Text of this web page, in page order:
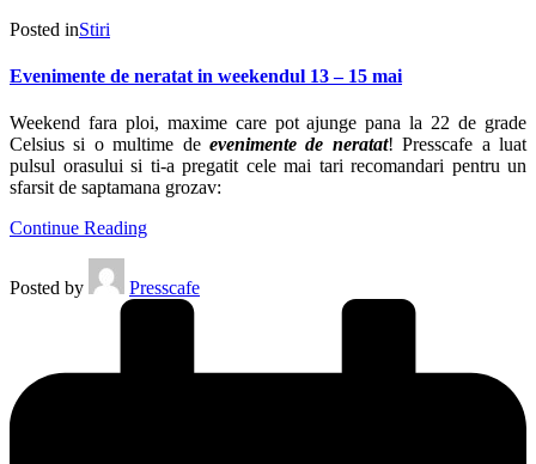
Posted inStiri
Evenimente de neratat in weekendul 13 – 15 mai
Weekend fara ploi, maxime care pot ajunge pana la 22 de grade
Celsius si o multime de evenimente de neratat! Presscafe a luat
pulsul orasului si ti-a pregatit cele mai tari recomandari pentru un
sfarsit de saptamana grozav:
Continue Reading
Posted by Presscafe